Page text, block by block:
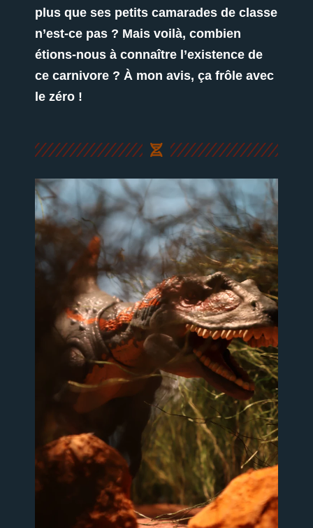
plus que ses petits camarades de classe
n’est-ce pas ? Mais voilà, combien
étions-nous à connaître l’existence de
ce carnivore ? À mon avis, ça frôle avec
le zéro !